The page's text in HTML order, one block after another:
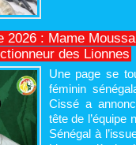
2026 : Mame
des Lionnes
Une page se
féminin
Cissé a
tête de l’équipe
Sénégal à